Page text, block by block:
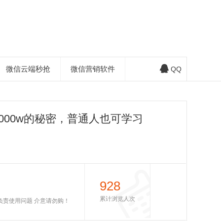
微信云端秒抢 微信营销软件 QQ
的秘密，普通人也可学习
使用问题 介意请勿购！
928
累计浏览人次